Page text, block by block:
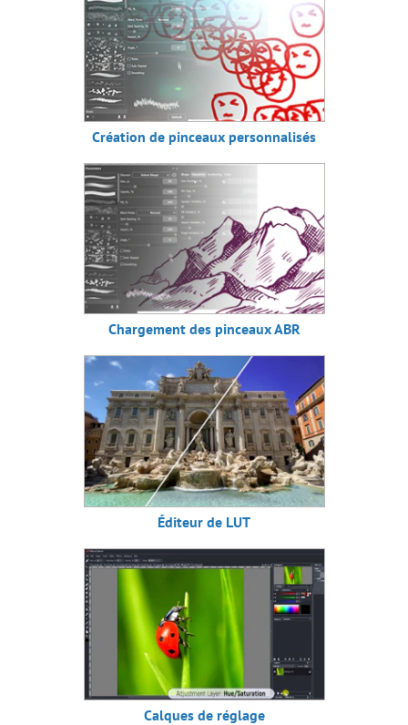
Création de pinceaux personnalisés
Chargement des pinceaux ABR
Éditeur de LUT
Calques de réglage